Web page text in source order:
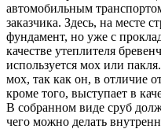
автомобильным
заказчика. Здесь, на месте
фундамент, но уже с
качестве утеплителя
используется мох или
мох, так как он, в отличие
кроме того, выступает в
В собранном виде сруб
чего можно делать